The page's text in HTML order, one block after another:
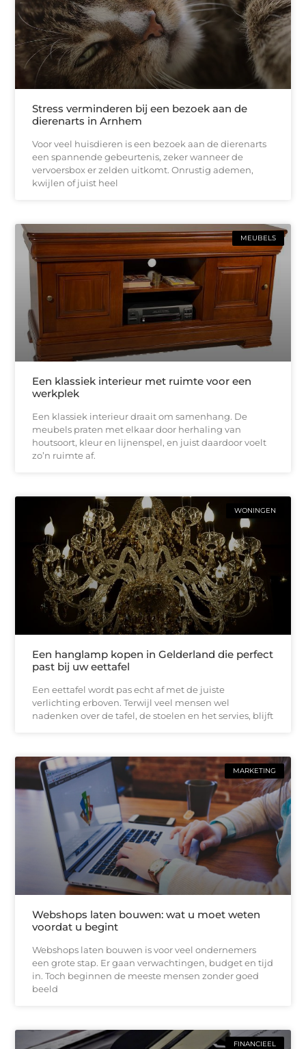
Stress verminderen bij een bezoek aan de
dierenarts in Arnhem
Voor veel huisdieren is een bezoek aan de dierenarts
een spannende gebeurtenis, zeker wanneer de
vervoersbox er zelden uitkomt. Onrustig ademen,
kwijlen of juist heel
MEUBELS
Een klassiek interieur met ruimte voor een
werkplek
Een klassiek interieur draait om samenhang. De
meubels praten met elkaar door herhaling van
houtsoort, kleur en lijnenspel, en juist daardoor voelt
zo’n ruimte af.
WONINGEN
Een hanglamp kopen in Gelderland die perfect
past bij uw eettafel
Een eettafel wordt pas echt af met de juiste
verlichting erboven. Terwijl veel mensen wel
nadenken over de tafel, de stoelen en het servies, blijft
MARKETING
Webshops laten bouwen: wat u moet weten
voordat u begint
Webshops laten bouwen is voor veel ondernemers
een grote stap. Er gaan verwachtingen, budget en tijd
in. Toch beginnen de meeste mensen zonder goed
beeld
FINANCIEEL